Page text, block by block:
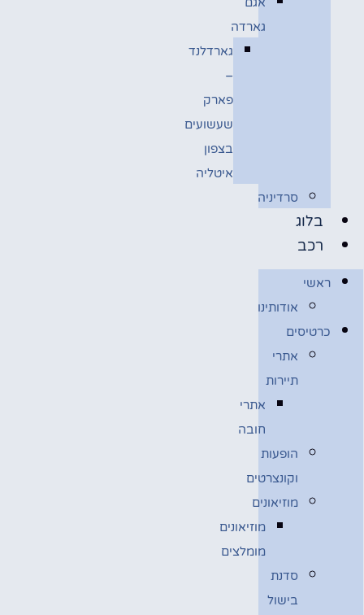
גארדה
גארדלנד
–
פארק
שעשועים
בצפון
איטליה
סרדיניה
בלוג
רכב
ראשי
אודותינו
כרטיסים
אתרי
תיירות
אתרי
חובה
הופעות
וקונצרטים
מוזיאונים
מוזיאונים
מומלצים
סדנת
בישול